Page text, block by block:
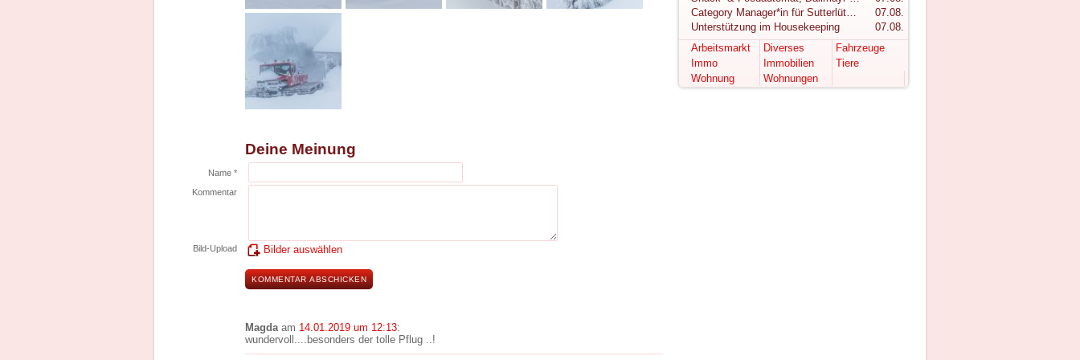
Deine Meinung
Name *
Kommentar
Bild-Upload Bilder auswählen
Magdaam 14.01.2019 um 12:13:
wundervoll....besonders der tolle Pflug ..!
Category Manager*in für Sutterlüty gesucht
07.08.
Unterstützung im Housekeeping
07.08.
Arbeitsmarkt
Diverses
Fahrzeuge
Immo
Immobilien
Tiere
Wohnung
Wohnungen